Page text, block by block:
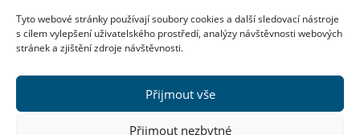
Tyto webové stránky používají soubory cookies a další sledovací nástroje
s cílem vylepšení uživatelského prostředí, analýzy návštěvnosti webových
stránek a zjištění zdroje návštěvnosti.
Přijmout vše
Přijmout nezbytné
nám. Jana Palacha 1/2
116 38 Praha 1
DIČ: CZ00216208
Další kontakty